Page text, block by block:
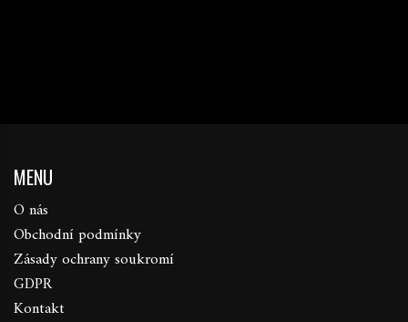
MENU
O nás
Obchodní podmínky
Zásady ochrany soukromí
GDPR
Kontakt